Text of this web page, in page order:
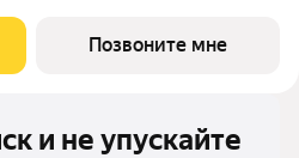
застройщика.Позвоните мне
и не упускайте